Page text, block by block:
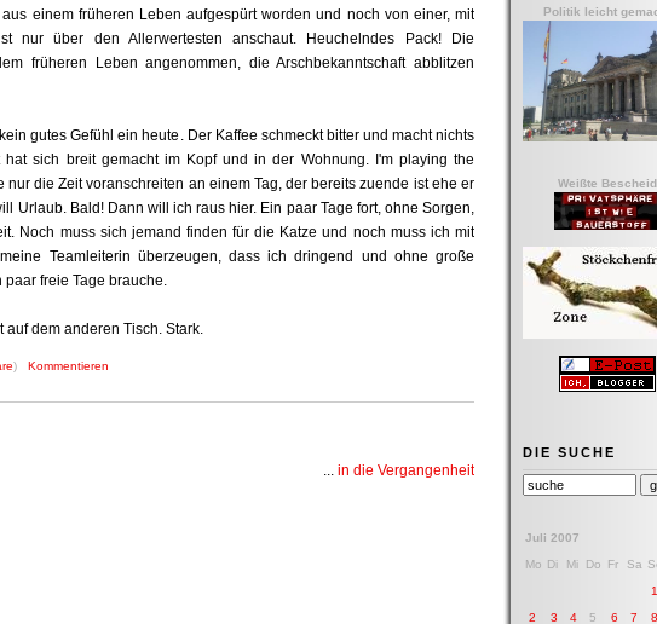
einem früheren Leben aufgespürt worden und noch von einer, mit
nur über den Allerwertesten anschaut. Heuchelndes Pack! Die
früheren Leben angenommen, die Arschbekanntschaft abblitzen
gutes Gefühl ein heute. Der Kaffee schmeckt bitter und macht nichts
hat sich breit gemacht im Kopf und in der Wohnung. I'm playing the
nur die Zeit voranschreiten an einem Tag, der bereits zuende ist ehe er
Urlaub. Bald! Dann will ich raus hier. Ein paar Tage fort, ohne Sorgen,
Noch muss sich jemand finden für die Katze und noch muss ich mit
Teamleiterin überzeugen, dass ich dringend und ohne große
freie Tage brauche.
auf dem anderen Tisch. Stark.
) Kommentieren
... in die Vergangenheit
Politik leicht
Weißte Bescheid
DIE SUCHE
Juli 2007
Mo Di Mi Do Fr Sa
2
3 4 5 6 7